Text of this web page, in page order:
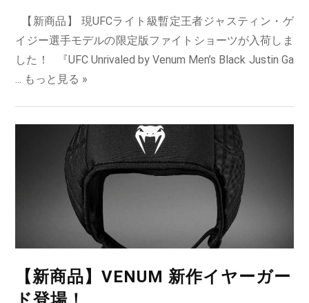
【新商品】 現UFCライト級暫定王者ジャスティン・ゲ
イジー選手モデルの限定版ファイトショーツが入荷しま
した！ 『UFC Unrivaled by Venum Men’s Black Justin Ga
... もっと見る »
【新商品】VENUM 新作イヤーガー